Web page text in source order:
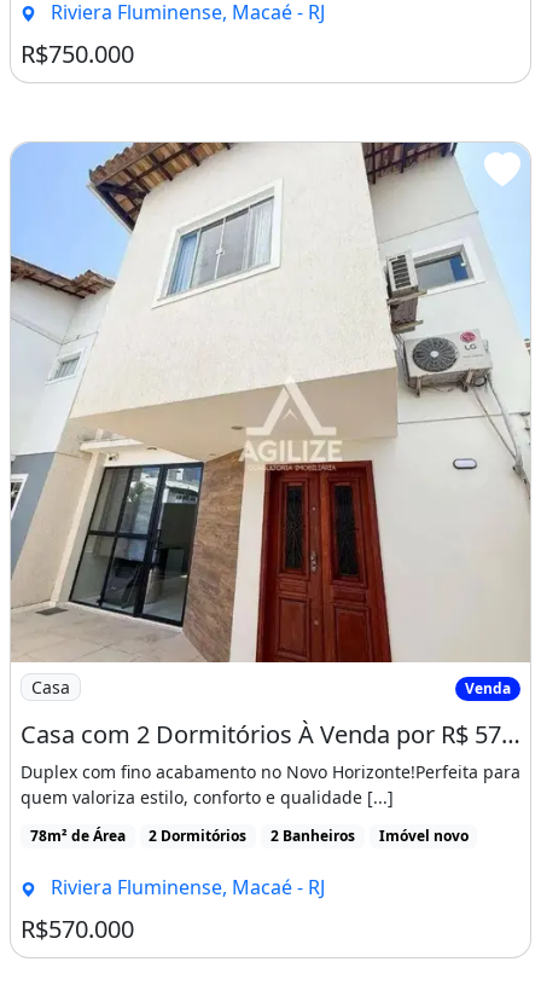
Riviera Fluminense, Macaé - RJ
R$750.000
Imagem: Casa com 2 Dormitórios À Venda por R$
Casa Venda
Casa com 2 Dormitórios À Venda por R$ 570.000,00 - Novo Horizonte - Macaé/Rj
Duplex com fino acabamento no Novo Horizonte!Perfeita para
quem valoriza estilo, conforto e qualidade [...]
78m² de Área 2 Dormitórios 2 Banheiros Imóvel novo
Riviera Fluminense, Macaé - RJ
R$570.000